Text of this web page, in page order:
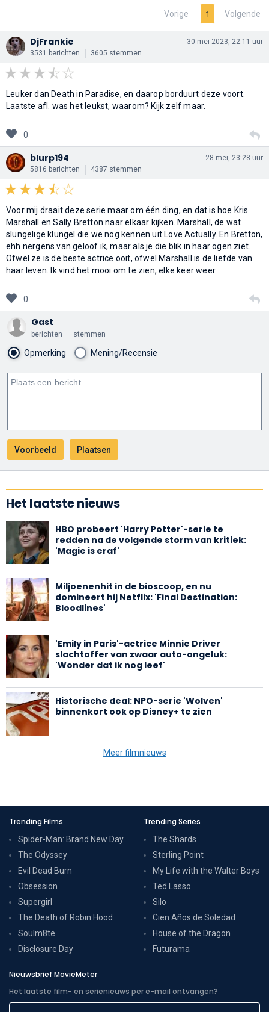
Vorige 1 Volgende
DjFrankie
3531 berichten 3605 stemmen
30 mei 2023, 22:11 uur
Leuker dan Death in Paradise, en daarop borduurt deze voort.
Laatste afl. was het leukst, waarom? Kijk zelf maar.
0
blurp194
5816 berichten 4387 stemmen
28 mei, 23:28 uur
Voor mij draait deze serie maar om één ding, en dat is hoe Kris
Marshall en Sally Bretton naar elkaar kijken. Marshall, de wat
slungelige klungel die we nog kennen uit Love Actually. En Bretton,
ehh nergens van geloof ik, maar als je die blik in haar ogen ziet.
Ofwel ze is de beste actrice ooit, ofwel Marshall is de liefde van
haar leven. Ik vind het mooi om te zien, elke keer weer.
0
Gast
berichten stemmen
Opmerking Mening/Recensie
Het laatste nieuws
HBO probeert 'Harry Potter'-serie te
redden na de volgende storm van kritiek:
'Magie is eraf'
Miljoenenhit in de bioscoop, en nu
domineert hij Netflix: 'Final Destination:
Bloodlines'
'Emily in Paris'-actrice Minnie Driver
slachtoffer van zwaar auto-ongeluk:
'Wonder dat ik nog leef'
Historische deal: NPO-serie 'Wolven'
binnenkort ook op Disney+ te zien
Meer filmnieuws
Trending Films
Spider-Man: Brand New Day
The Odyssey
Evil Dead Burn
Obsession
Supergirl
The Death of Robin Hood
Soulm8te
Disclosure Day
Trending Series
The Shards
Sterling Point
My Life with the Walter Boys
Ted Lasso
Silo
Cien Años de Soledad
House of the Dragon
Futurama
Nieuwsbrief MovieMeter
Het laatste film- en serienieuws per e-mail ontvangen?